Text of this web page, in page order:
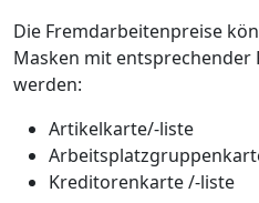
Die Fremdarbeitenpreise
Masken mit
werden:
Artikelkarte/-liste
Kreditorenkarte /-liste